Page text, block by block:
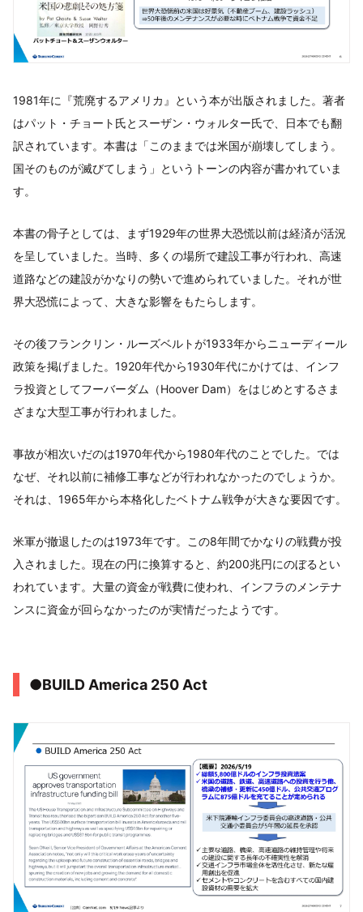
1981年に『荒廃するアメリカ』という本が出版されました。著者
はパット・チョート氏とスーザン・ウォルター氏で、日本でも翻
訳されています。本書は「このままでは米国が崩壊してしまう。
国そのものが滅びてしまう」というトーンの内容が書かれていま
す。
本書の骨子としては、まず1929年の世界大恐慌以前は経済が活況
を呈していました。当時、多くの場所で建設工事が行われ、高速
道路などの建設がかなりの勢いで進められていました。それが世
界大恐慌によって、大きな影響をもたらします。
その後フランクリン・ルーズベルトが1933年からニューディール
政策を掲げました。1920年代から1930年代にかけては、インフ
ラ投資としてフーバーダム（Hoover Dam）をはじめとするさま
ざまな大型工事が行われました。
事故が相次いだのは1970年代から1980年代のことでした。では
なぜ、それ以前に補修工事などが行われなかったのでしょうか。
それは、1965年から本格化したベトナム戦争が大きな要因です。
米軍が撤退したのは1973年です。この8年間でかなりの戦費が投
入されました。現在の円に換算すると、約200兆円にのぼるとい
われています。大量の資金が戦費に使われ、インフラのメンテナ
ンスに資金が回らなかったのが実情だったようです。
●BUILD America 250 Act